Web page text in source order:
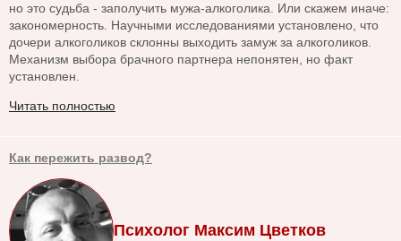
но это судьба - заполучить мужа-алкоголика. Или скажем иначе:
закономерность. Научными исследованиями установлено, что
дочери алкоголиков склонны выходить замуж за алкоголиков.
Механизм выбора брачного партнера непонятен, но факт
установлен.
Читать полностью
Как пережить развод?
Психолог Максим Цветков